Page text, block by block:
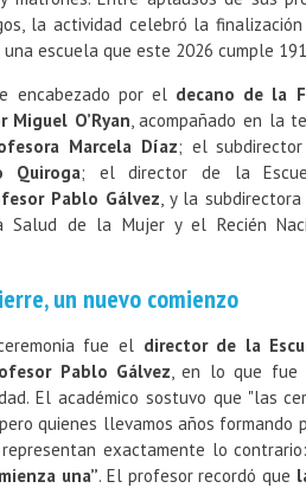
la actividad celebró la
escuela que este 2026 cumple
encabezado por eldecano de la
Miguel O’Ryan, acompañado en la
Marcela Díaz; el
Quiroga; el director de la
Pablo Gálvez, y la
Salud de la Mujer y el Recién
un nuevo comienzo
fue el director de la
Pablo Gálvez, en lo que fue
El académico sostuvo que "las
quienes llevamos años formando
exactamente lo contrario:
una”. El profesor recordó que